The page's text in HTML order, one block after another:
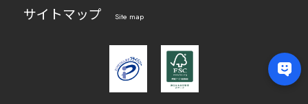
サイトマップ Site map